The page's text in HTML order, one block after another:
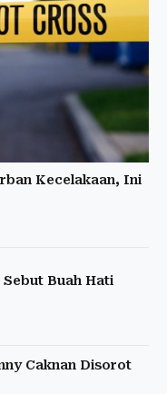
Kecelakaan, Ini
Buah Hati
Caknan Disorot